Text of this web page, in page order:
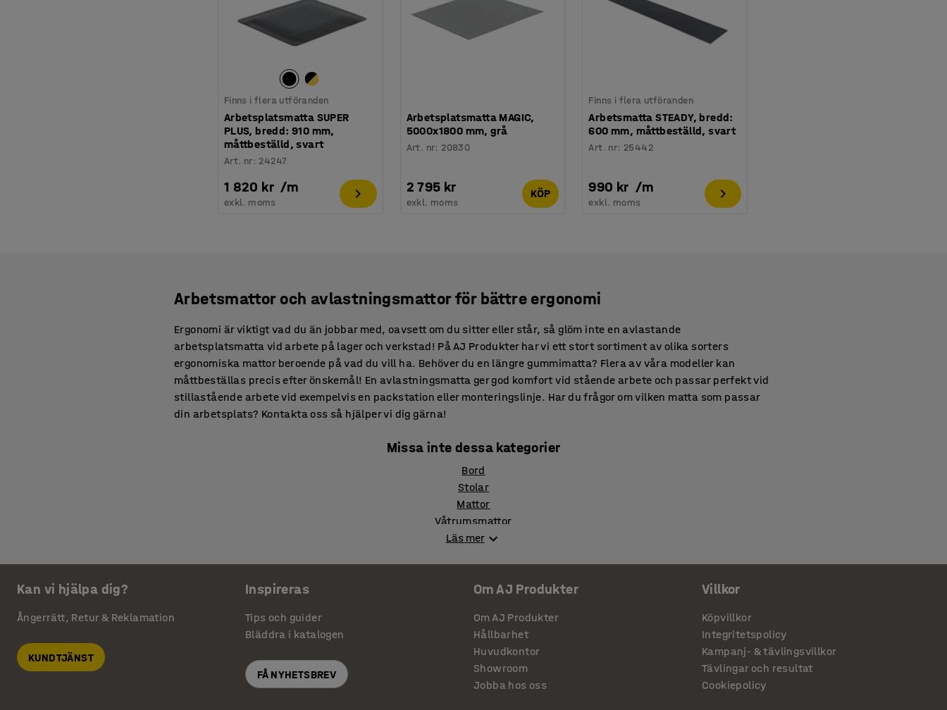
Finns i flera utföranden
Arbetsplatsmatta SUPER
PLUS, bredd: 910 mm,
måttbeställd, svart
Art. nr: 24247
1 820 kr /m
exkl. moms
Arbetsplatsmatta MAGIC,
5000x1800 mm, grå
Art. nr: 20830
2 795 kr
exkl. moms
KÖP
Finns i flera utföranden
Arbetsmatta STEADY, bredd:
600 mm, måttbeställd, svart
Art. nr: 25442
990 kr /m
exkl. moms
Arbetsmattor och avlastningsmattor för bättre ergonomi
Ergonomi är viktigt vad du än jobbar med, oavsett om du sitter eller står, så glöm inte en avlastande
arbetsplatsmatta vid arbete på lager och verkstad! På AJ Produkter har vi ett stort sortiment av olika sorters
ergonomiska mattor beroende på vad du vill ha. Behöver du en längre gummimatta? Flera av våra modeller kan
måttbeställas precis efter önskemål! En avlastningsmatta ger god komfort vid stående arbete och passar perfekt vid
stillastående arbete vid exempelvis en packstation eller monteringslinje. Har du frågor om vilken matta som passar
din arbetsplats? Kontakta oss så hjälper vi dig gärna!
Missa inte dessa kategorier
Bord
Stolar
Mattor
Våtrumsmattor
Mattor
Läs mer
Kan vi hjälpa dig?
Ångerrätt, Retur & Reklamation
KUNDTJÄNST
Inspireras
Tips och guider
Bläddra i katalogen
FÅ NYHETSBREV
Om AJ Produkter
Om AJ Produkter
Hållbarhet
Huvudkontor
Showroom
Jobba hos oss
Villkor
Köpvillkor
Integritetspolicy
Kampanj- & tävlingsvillkor
Tävlingar och resultat
Cookiepolicy